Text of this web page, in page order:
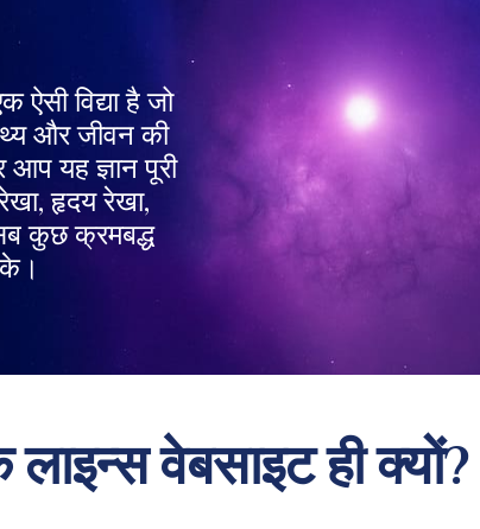
ऐसी विद्या है जो
और जीवन की
यह ज्ञान पूरी
हृदय रेखा,
कुछ क्रमबद्ध
के।
वेबसाइट ही क्यों?